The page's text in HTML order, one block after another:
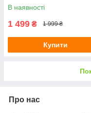
В наявності
1 499 ₴ 1 999 ₴
Купити
Про нас